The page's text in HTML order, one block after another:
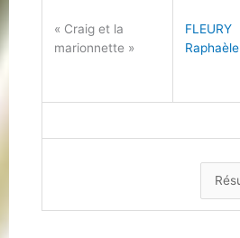
« Craig et la
marionnette »
FLEURY
Raphaèle